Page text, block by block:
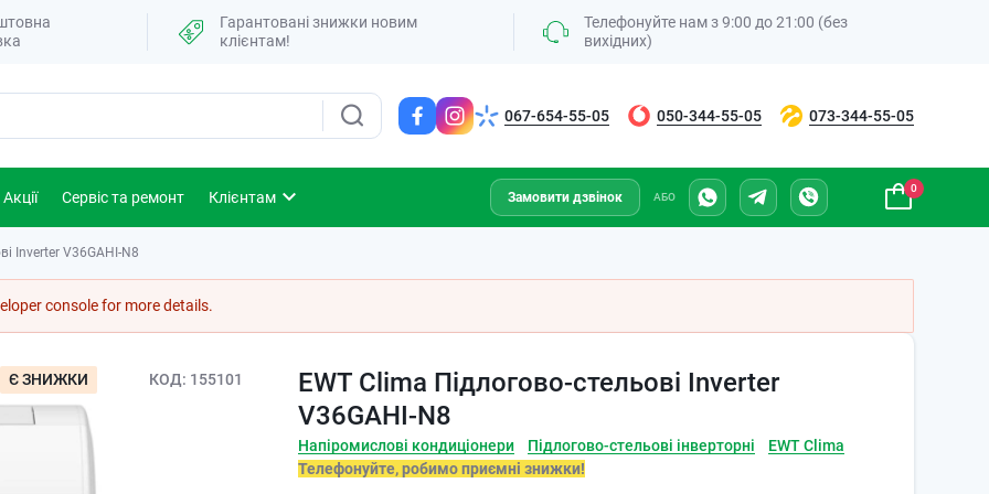
Гарантовані знижки новим
клієнтам!
Телефонуйте нам з 9:00 до 21:00 (без
вихідних)
067-654-55-05 050-344-55-05 073-344-55-05
Акції Сервіс та ремонт Клієнтам Замовити дзвінок АБО
0
Inverter V36GAHI-N8
console for more details.
Є ЗНИЖКИ КОД 155101
EWT Clima Підлогово-стельові Inverter
V36GAHI-N8
Напіромислові кондиціонери Підлогово-стельові інверторні
EWT Clima
Телефонуйте, робимо приємні знижки!